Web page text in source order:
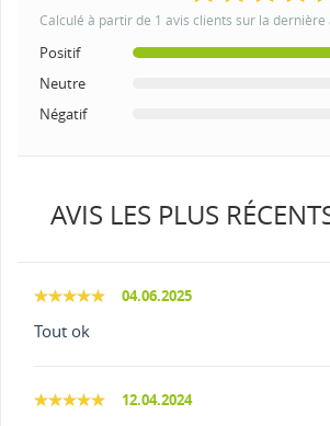
Calculé à partir de 1 avis clients sur la dernière
Positif
Neutre
Négatif
AVIS LES PLUS
04.06.2025
Tout ok
12.04.2024